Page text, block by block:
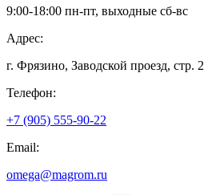
9:00-18:00 пн-пт, выходные сб-вс
Адрес:
г. Фрязино, Заводской проезд, стр. 2
Телефон:
+7 (905) 555-90-22
Email:
omega@magrom.ru